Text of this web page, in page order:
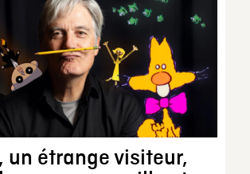
un étrange visiteur,